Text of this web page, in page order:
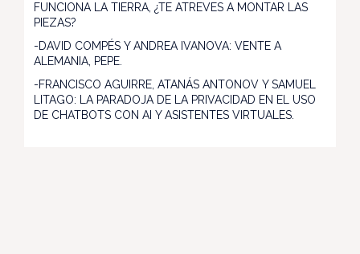
FUNCIONA LA TIERRA, ¿TE ATREVES A MONTAR LAS
PIEZAS?
-DAVID COMPÉS Y ANDREA IVANOVA: VENTE A
ALEMANIA, PEPE.
-FRANCISCO AGUIRRE, ATANÁS ANTONOV Y SAMUEL
LITAGO: LA PARADOJA DE LA PRIVACIDAD EN EL USO
DE CHATBOTS CON AI Y ASISTENTES VIRTUALES.